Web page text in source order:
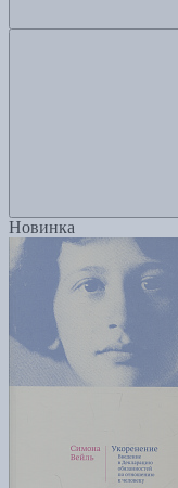
Новинка